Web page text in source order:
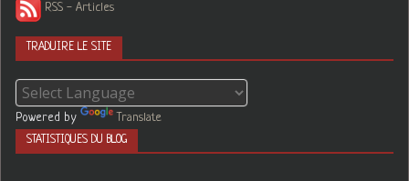
RSS - Articles
TRADUIRE LE SITE
Powered by Translate
STATISTIQUES DU BLOG